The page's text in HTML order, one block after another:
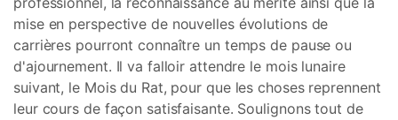
mise en perspective de nouvelles évolutions de
carrières pourront connaître un temps de pause ou
d'ajournement. Il va falloir attendre le mois lunaire
suivant, le Mois du Rat, pour que les choses reprennent
leur cours de façon satisfaisante. Soulignons tout de